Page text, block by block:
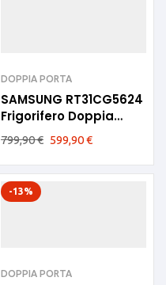
DOPPIA PORTA
SAMSUNG RT31CG5624
Frigorifero Doppia
Porta 305lt E No Frost
Inox
799,90€ 599,90€
-13%
DOPPIA PORTA